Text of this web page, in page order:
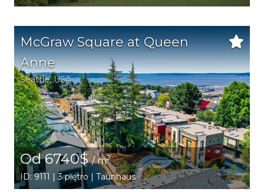
McGraw Square at Queen
Anne
Seattle,USA
Od 6740$/ m2
ID: 9111 | 3 piętro | Taunhaus